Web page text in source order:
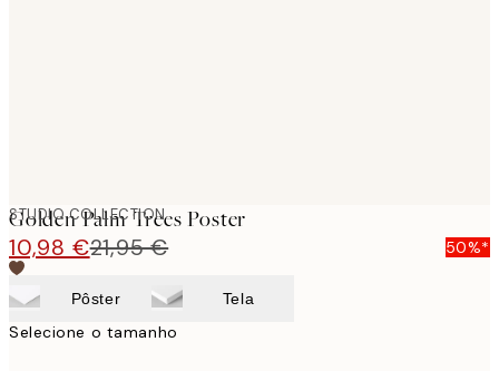
STUDIO COLLECTION
Golden Palm Trees Poster
10,98 €21,95 € 50%*
Pôster Tela
Selecione o tamanho